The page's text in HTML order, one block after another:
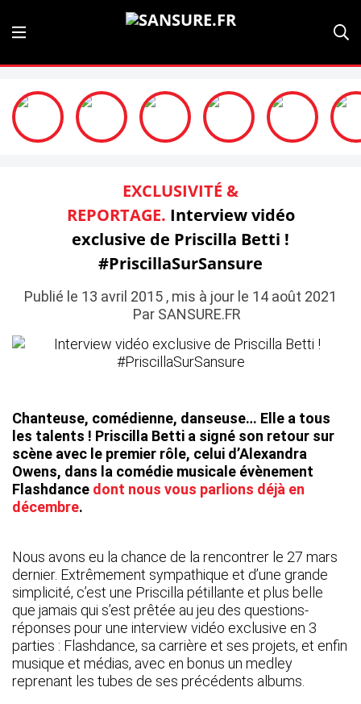
EXCLUSIVITÉ &
REPORTAGE. Interview vidéo
exclusive de Priscilla Betti !
#PriscillaSurSansure
Publié le 13 avril 2015 , mis à jour le 14 août 2021
Par SANSURE.FR
Chanteuse, comédienne, danseuse… Elle a tous
les talents ! Priscilla Betti a signé son retour sur
scène avec le premier rôle, celui d’Alexandra
Owens, dans la comédie musicale évènement
Flashdance dont nous vous parlions déjà en
décembre.
Nous avons eu la chance de la rencontrer le 27 mars
dernier. Extrêmement sympathique et d’une grande
simplicité, c’est une Priscilla pétillante et plus belle
que jamais qui s’est prêtée au jeu des questions-
réponses pour une interview vidéo exclusive en 3
parties : Flashdance, sa carrière et ses projets, et enfin
musique et médias, avec en bonus un medley
reprenant les tubes de ses précédents albums.